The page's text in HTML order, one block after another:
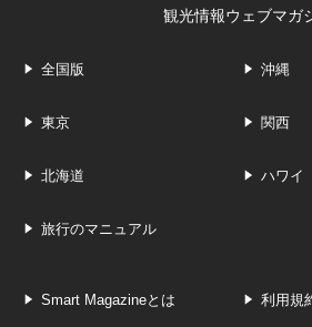
観光情報ウェブマガ
全国版 沖縄
東京 関西
北海道 ハワイ
旅行のマニュアル
Smart Magazineとは 利用規